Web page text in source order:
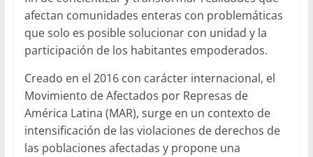
afectan comunidades enteras con problemáticas
que solo es posible solucionar con unidad y la
participación de los habitantes empoderados.
Creado en el 2016 con carácter internacional, el
Movimiento de Afectados por Represas de
América Latina (MAR), surge en un contexto de
intensificación de las violaciones de derechos de
las poblaciones afectadas y propone una